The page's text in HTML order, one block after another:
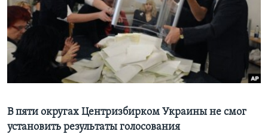
Learning English
СОЦИАЛЬНЫЕ СЕТИ
Языки
В пяти округах Центризбирком Украины не смог
установить результаты голосования